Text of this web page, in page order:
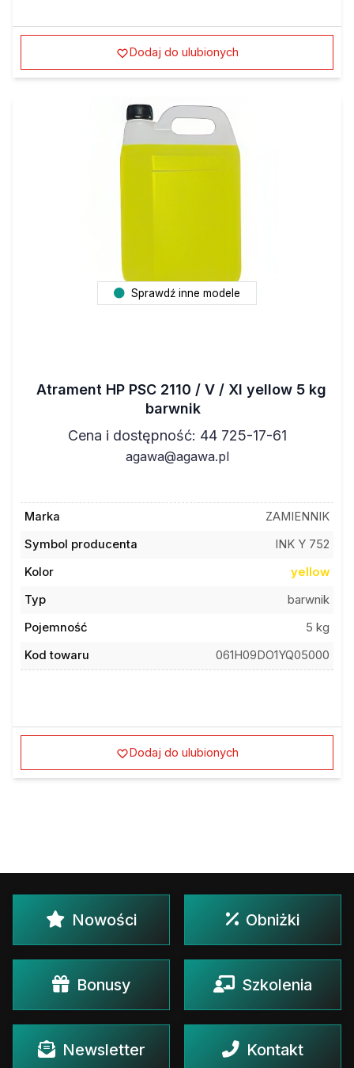
Dodaj do ulubionych
Sprawdź inne modele
Atrament HP PSC 2110 / V / XI yellow 5 kg
barwnik
Cena i dostępność: 44 725-17-61
agawa@agawa.pl
Marka
ZAMIENNIK
Symbol producenta
INK Y 752
Kolor
yellow
Typ
barwnik
Pojemność
5 kg
Kod towaru
061H09DO1YQ05000
Dodaj do ulubionych
Nowości Obniżki
Bonusy Szkolenia
Newsletter Kontakt